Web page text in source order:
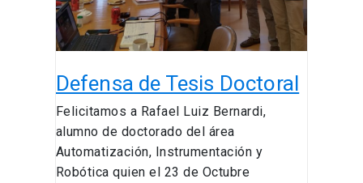
Defensa de Tesis Doctoral
Felicitamos a Rafael Luiz Bernardi,
alumno de doctorado del área
Automatización, Instrumentación y
Robótica quien el 23 de Octubre